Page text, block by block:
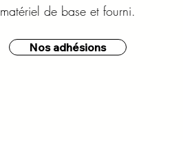
matériel de base et fourni.
Nos adhésions